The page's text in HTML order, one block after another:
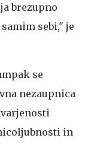
brezupno
sebi," je
se
nezaupnica
in